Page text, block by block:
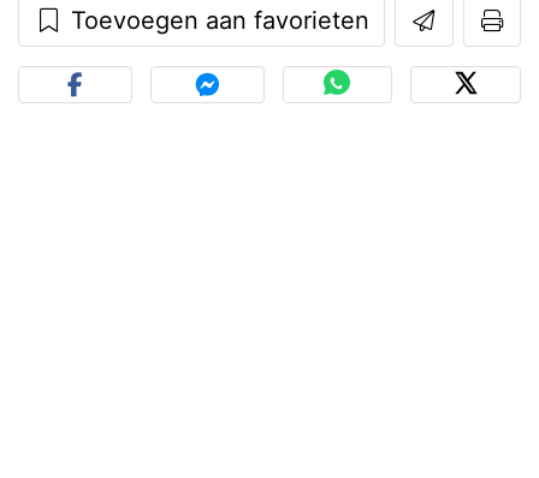
Toevoegen aan favorieten